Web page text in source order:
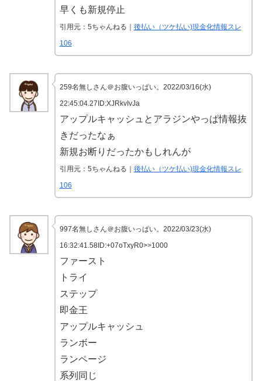
早くも新規停止
引用元：5ちゃんねる｜ 後払い（ツケ払い)現金化情報スレ
106
259名無しさん＠お腹いっぱい。2022/03/16(水)
22:45:04.27ID:XJRkvIvJa
アップルキャッシュとアラジンやっぱ情報抜
きだったなぁ
新規お断りだったかもしれんが
引用元：5ちゃんねる｜ 後払い（ツケ払い)現金化情報スレ
106
997名無しさん＠お腹いっぱい。2022/03/23(水)
16:32:41.58ID:+07oTxyR0>>1000
ファースト
トライ
ステップ
即金王
アップルキャッシュ
ランボー
ランページ
系列同じ